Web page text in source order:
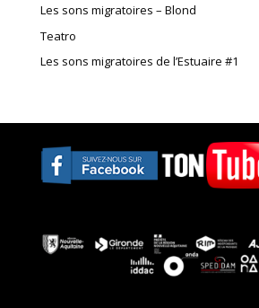
Les sons migratoires – Blond
Teatro
Les sons migratoires de l’Estuaire #1